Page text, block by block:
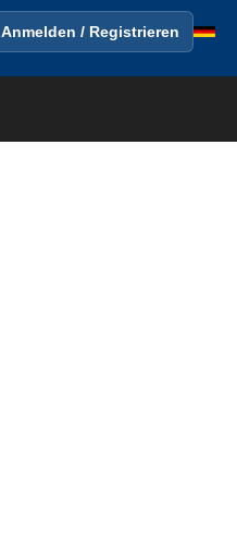
Anmelden / Registrieren